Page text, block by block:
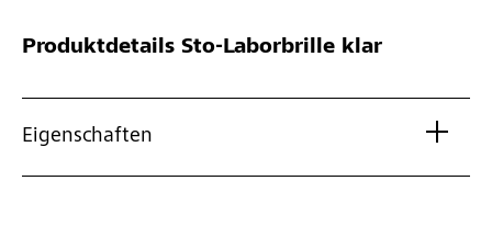
Produktdetails Sto-Laborbrille klar
Eigenschaften